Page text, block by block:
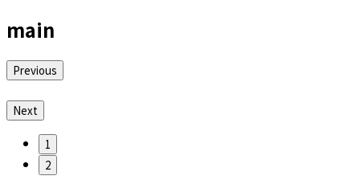
main
Previous
Next
1
2